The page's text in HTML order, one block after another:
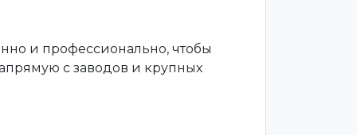
и профессионально, чтобы
с заводов и крупных